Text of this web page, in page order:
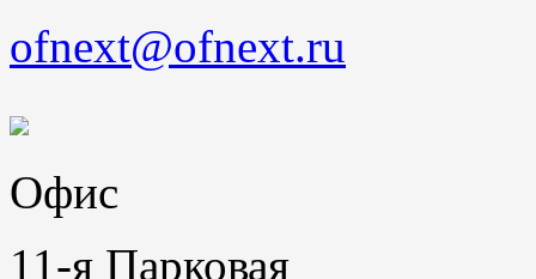
ofnext@ofnext.ru
Офис
11-я Парковая